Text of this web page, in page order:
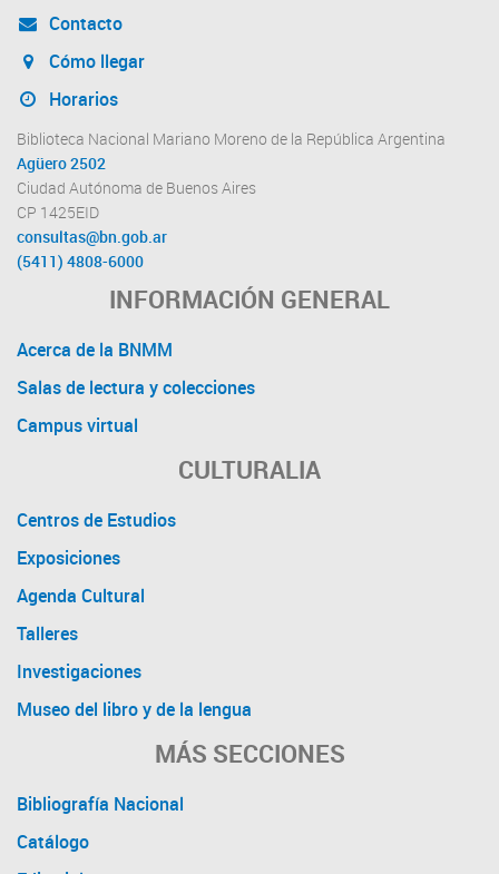
Contacto
Cómo llegar
Horarios
Biblioteca Nacional Mariano Moreno de la República Argentina
Agüero 2502
Ciudad Autónoma de Buenos Aires
CP 1425EID
consultas@bn.gob.ar
(5411) 4808-6000
INFORMACIÓN GENERAL
Acerca de la BNMM
Salas de lectura y colecciones
Campus virtual
CULTURALIA
Centros de Estudios
Exposiciones
Agenda Cultural
Talleres
Investigaciones
Museo del libro y de la lengua
MÁS SECCIONES
Bibliografía Nacional
Catálogo